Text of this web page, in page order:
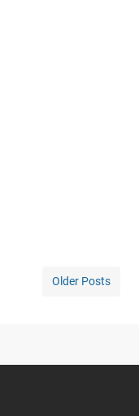
Older Posts